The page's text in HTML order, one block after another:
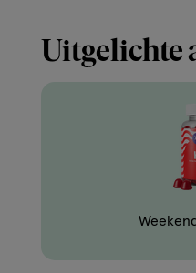
Uitgelichte